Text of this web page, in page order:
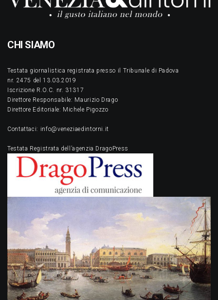
CHI SIAMO
Testata giornalistica registrata presso il Tribunale di Padova
nr. 2475 del 13.03.2019
Iscrizione R.O.C. nr. 31317
Direttore Responsabile: Maurizio Drago
Direttore Editoriale: Michele Pigozzo
Contattaci: info@veneziaedintorni.it
Testata Registrata dell’agenzia DragoPress